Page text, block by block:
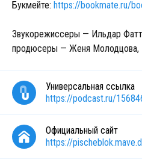
Букмейте: https://bookmate.ru/
Звукорежиссеры — Ильдар
продюсеры — Женя Молодцова,
Универсальная ссылка
https://podcast.ru/
Официальный сайт
https://